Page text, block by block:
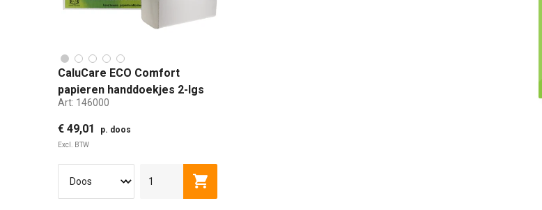
CaluCare ECO Comfort
papieren handdoekjes 2-lgs
V-vouw 23x25cm 3750 stuks
Art: 146000
€ 49,01 p. doos
Excl. BTW
Toevoegen aan winkelwagen